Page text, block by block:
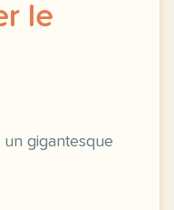
le
un gigantesque